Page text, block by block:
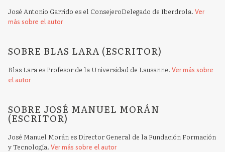
José Antonio Garrido es el ConsejeroDelegado de Iberdrola. Ver
más sobre el autor
SOBRE BLAS LARA (ESCRITOR)
Blas Lara es Profesor de la Universidad de Lausanne. Ver más sobre
el autor
SOBRE JOSÉ MANUEL MORÁN
(ESCRITOR)
José Manuel Morán es Director General de la Fundación Formación
y Tecnología. Ver más sobre el autor